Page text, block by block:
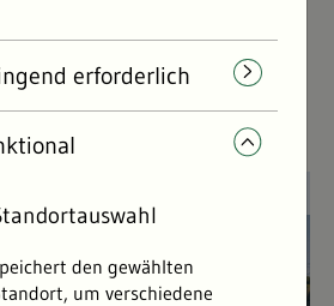
des Landes sind vom Netz.
in Baden-
Die relevanteste
andere Quellen.
erforderlich
den gewählten
um verschiedene